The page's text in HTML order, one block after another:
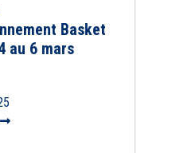
Basket
au 6 mars